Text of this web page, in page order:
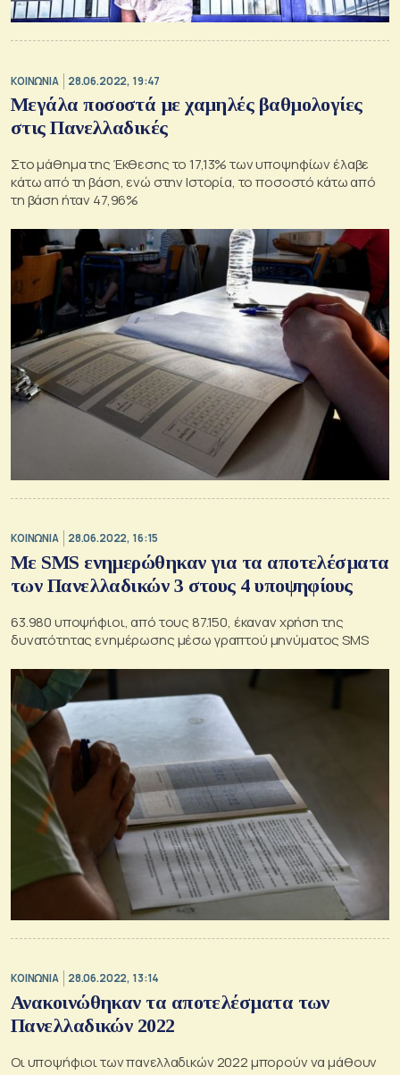
ΚΟΙΝΩΝΙΑ 28.06.2022, 19:47
Μεγάλα ποσοστά με χαμηλές βαθμολογίες
στις Πανελλαδικές
Στο μάθημα της Έκθεσης το 17,13% των υποψηφίων έλαβε
κάτω από τη βάση, ενώ στην Ιστορία, το ποσοστό κάτω από
τη βάση ήταν 47,96%
ΚΟΙΝΩΝΙΑ 28.06.2022, 16:15
Με SMS ενημερώθηκαν για τα αποτελέσματα
των Πανελλαδικών 3 στους 4 υποψηφίους
63.980 υποψήφιοι, από τους 87.150, έκαναν χρήση της
δυνατότητας ενημέρωσης μέσω γραπτού μηνύματος SMS
ΚΟΙΝΩΝΙΑ 28.06.2022, 13:14
Ανακοινώθηκαν τα αποτελέσματα των
Πανελλαδικών 2022
Οι υποψήφιοι των πανελλαδικών 2022 μπορούν να μάθουν